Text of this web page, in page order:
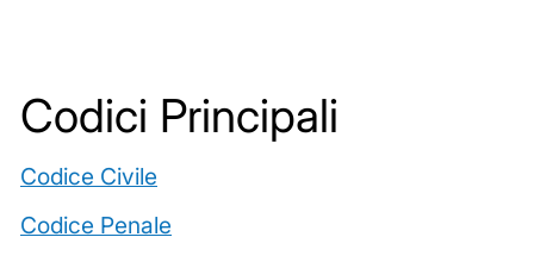
Codici Principali
Codice Civile
Codice Penale